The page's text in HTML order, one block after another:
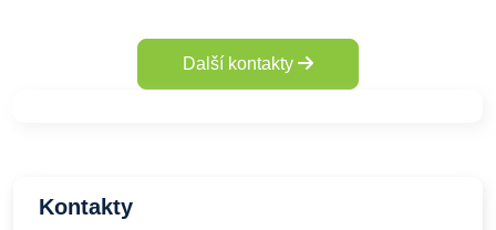
Další kontakty
Kontakty